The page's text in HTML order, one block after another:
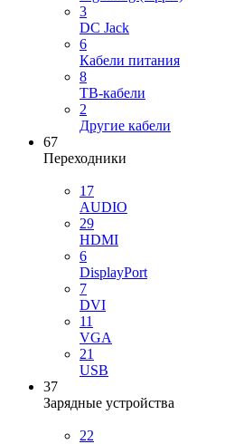
3
DC Jack
6
Кабели питания
8
ТВ-кабели
2
Другие кабели
67
Переходники
17
AUDIO
29
HDMI
6
DisplayPort
7
DVI
11
VGA
21
USB
37
Зарядные устройства
22